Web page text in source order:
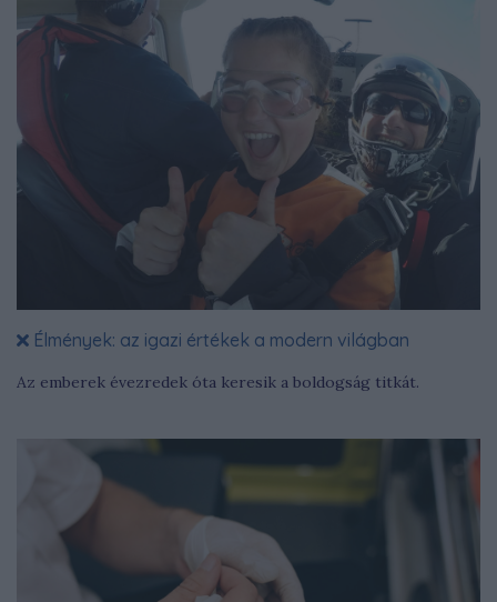
Élmények: az igazi értékek a modern világban
Az emberek évezredek óta keresik a boldogság titkát.